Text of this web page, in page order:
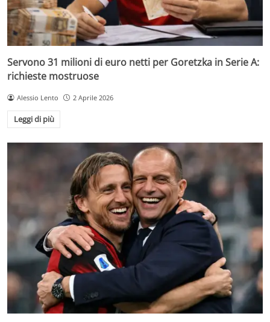
Servono 31 milioni di euro netti per Goretzka in Serie A:
richieste mostruose
Alessio Lento 2 Aprile 2026
Leggi di più